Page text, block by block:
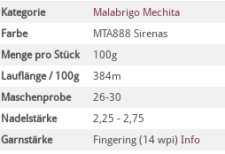
Kategorie
Malabrigo Mechita
Farbe
MTA888 Sirenas
Menge pro Stück
100g
Lauflänge / 100g
384m
Maschenprobe
26-30
Nadelstärke
2,25 - 2,75
Garnstärke
Fingering (14 wpi) Info